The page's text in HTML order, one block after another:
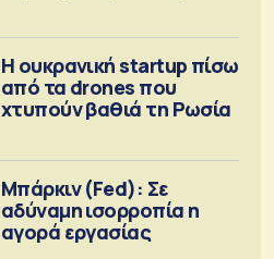
Η ουκρανική startup πίσω
από τα drones που
χτυπούν βαθιά τη Ρωσία
Μπάρκιν (Fed): Σε
αδύναμη ισορροπία η
αγορά εργασίας